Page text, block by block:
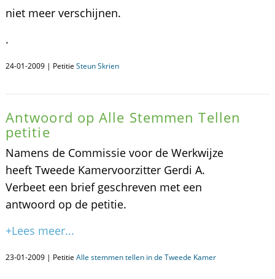
niet meer verschijnen.
.
24-01-2009 | Petitie Steun Skrien
Antwoord op Alle Stemmen Tellen
petitie
Namens de Commissie voor de Werkwijze
heeft Tweede Kamervoorzitter Gerdi A.
Verbeet een brief geschreven met een
antwoord op de petitie.
+Lees meer...
23-01-2009 | Petitie Alle stemmen tellen in de Tweede Kamer